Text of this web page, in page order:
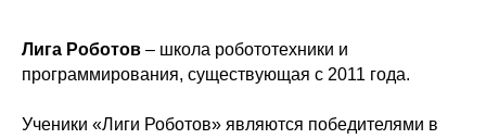
Лига Роботов – школа робототехники и
программирования, существующая с 2011 года.
Ученики «Лиги Роботов» являются победителями в